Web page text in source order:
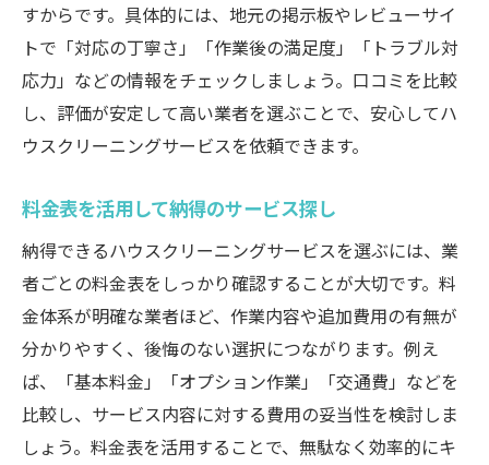
すからです。具体的には、地元の掲示板やレビューサイ
トで「対応の丁寧さ」「作業後の満足度」「トラブル対
応力」などの情報をチェックしましょう。口コミを比較
し、評価が安定して高い業者を選ぶことで、安心してハ
ウスクリーニングサービスを依頼できます。
料金表を活用して納得のサービス探し
納得できるハウスクリーニングサービスを選ぶには、業
者ごとの料金表をしっかり確認することが大切です。料
金体系が明確な業者ほど、作業内容や追加費用の有無が
分かりやすく、後悔のない選択につながります。例え
ば、「基本料金」「オプション作業」「交通費」などを
比較し、サービス内容に対する費用の妥当性を検討しま
しょう。料金表を活用することで、無駄なく効率的にキ